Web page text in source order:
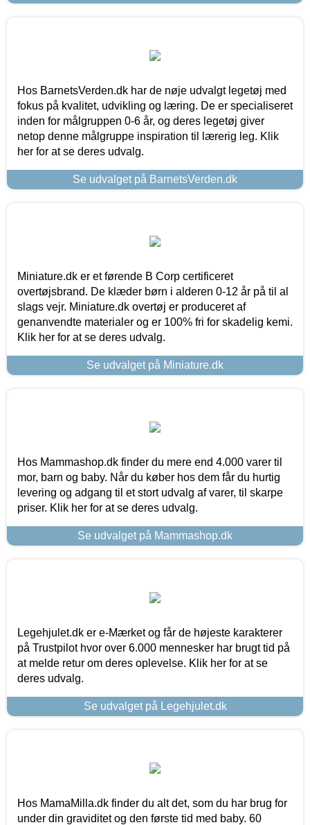
Hos BarnetsVerden.dk har de nøje udvalgt legetøj med
fokus på kvalitet, udvikling og læring. De er specialiseret
inden for målgruppen 0-6 år, og deres legetøj giver
netop denne målgruppe inspiration til lærerig leg. Klik
her for at se deres udvalg.
Se udvalget på BarnetsVerden.dk
Miniature.dk er et førende B Corp certificeret
overtøjsbrand. De klæder børn i alderen 0-12 år på til al
slags vejr. Miniature.dk overtøj er produceret af
genanvendte materialer og er 100% fri for skadelig kemi.
Klik her for at se deres udvalg.
Se udvalget på Miniature.dk
Hos Mammashop.dk finder du mere end 4.000 varer til
mor, barn og baby. Når du køber hos dem får du hurtig
levering og adgang til et stort udvalg af varer, til skarpe
priser. Klik her for at se deres udvalg.
Se udvalget på Mammashop.dk
Legehjulet.dk er e-Mærket og får de højeste karakterer
på Trustpilot hvor over 6.000 mennesker har brugt tid på
at melde retur om deres oplevelse. Klik her for at se
deres udvalg.
Se udvalget på Legehjulet.dk
Hos MamaMilla.dk finder du alt det, som du har brug for
under din graviditet og den første tid med baby. 60